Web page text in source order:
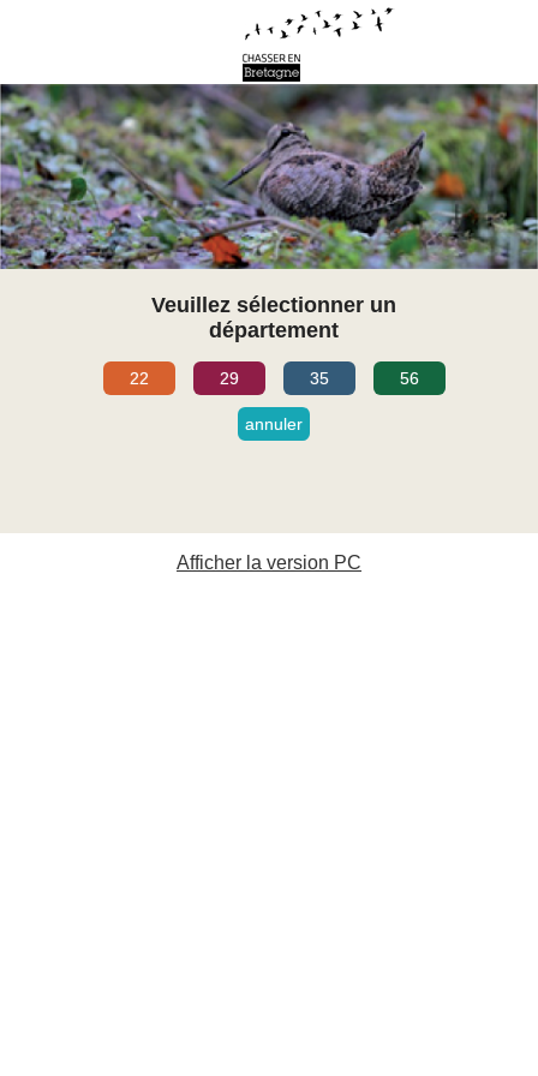
Veuillez sélectionner un
département
22 29 35 56
annuler
Afficher la version PC